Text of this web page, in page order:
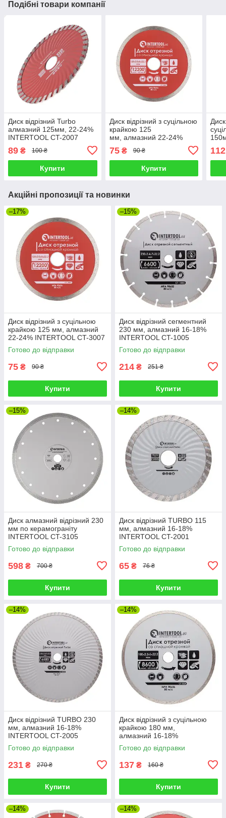
Подібні товари компанії
Диск відрізний Turbo
алмазний 125мм, 22-24%
INTERTOOL CT-2007
89 ₴ 100 ₴
Купити
Диск відрізний з суцільною
крайкою 125
мм, алмазний 22-24%
75₴ 90 ₴
Купити
112
Акційні пропозиції та новинки
–17%
Диск відрізний з суцільною
крайкою 125 мм, алмазний
22-24% INTERTOOL CT-3007
Готово до відправки
75 ₴ 90 ₴
Купити
–15%
Диск відрізний сегментний
230 мм, алмазний 16-18%
INTERTOOL CT-1005
Готово до відправки
214 ₴ 251 ₴
Купити
–15%
Диск алмазний відрізний 230
мм по керамограніту
INTERTOOL CT-3105
Готово до відправки
598 ₴ 700 ₴
Купити
–14%
Диск відрізний TURBO 115
мм, алмазний 16-18%
INTERTOOL CT-2001
Готово до відправки
65 ₴ 76 ₴
Купити
–14%
Диск відрізний TURBO 230
мм, алмазний 16-18%
INTERTOOL CT-2005
Готово до відправки
231 ₴ 270 ₴
Купити
–14%
Диск відрізний з суцільною
крайкою 180 мм,
алмазний 16-18%
INTERTOOL CT-3004
Готово до відправки
137 ₴ 160 ₴
Купити
–14% –14%